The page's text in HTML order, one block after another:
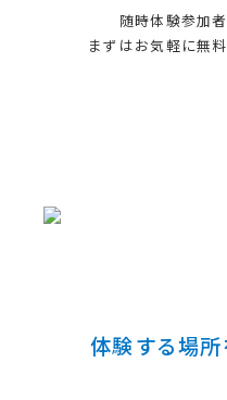
随時体験参加
まずはお気軽に無
体験する場